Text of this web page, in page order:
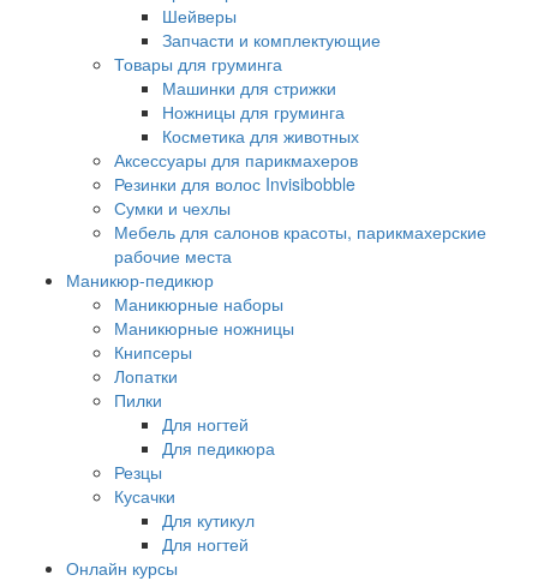
Шейверы
Запчасти и комплектующие
Товары для груминга
Машинки для стрижки
Ножницы для груминга
Косметика для животных
Аксессуары для парикмахеров
Резинки для волос Invisibobble
Сумки и чехлы
Мебель для салонов красоты, парикмахерские
рабочие места
Маникюр-педикюр
Маникюрные наборы
Маникюрные ножницы
Книпсеры
Лопатки
Пилки
Для ногтей
Для педикюра
Резцы
Кусачки
Для кутикул
Для ногтей
Онлайн курсы